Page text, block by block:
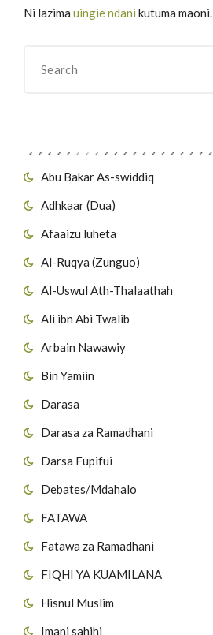
Abu Bakar As-swiddiq
Adhkaar (Dua)
Afaaizu luheta
Al-Ruqya (Zunguo)
Al-Uswul Ath-Thalaathah
Ali ibn Abi Twalib
Arbain Nawawiy
Bin Yamiin
Darasa
Darasa za Ramadhani
Darsa Fupifui
Debates/Mdahalo
FATAWA
Fatawa za Ramadhani
FIQHI YA KUAMILANA
Hisnul Muslim
Imani sahihi
Ni lazima uingie ndani kutuma maoni.